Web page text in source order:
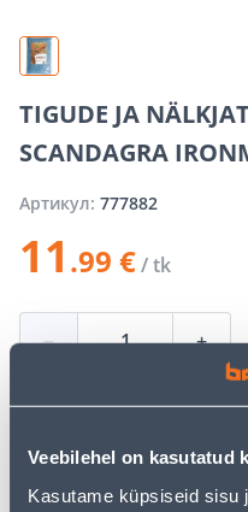
Veebilehel on kasutatud
Kasutame küpsiseid sisu
TIGUDE JA
SCANDAGRA
Артикул: 777882
11 .99 €/ tk
− +
Посмотреть